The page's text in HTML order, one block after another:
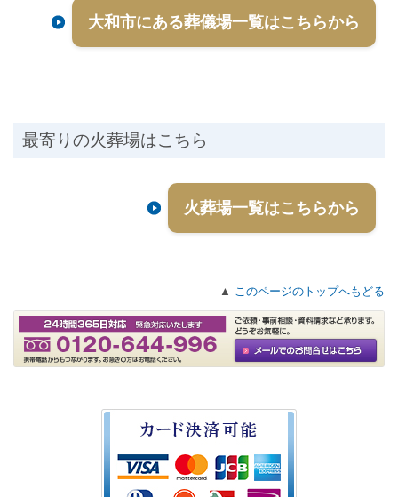
大和市にある葬儀場一覧はこちらから
最寄りの火葬場はこちら
火葬場一覧はこちらから
▲ このページのトップへもどる